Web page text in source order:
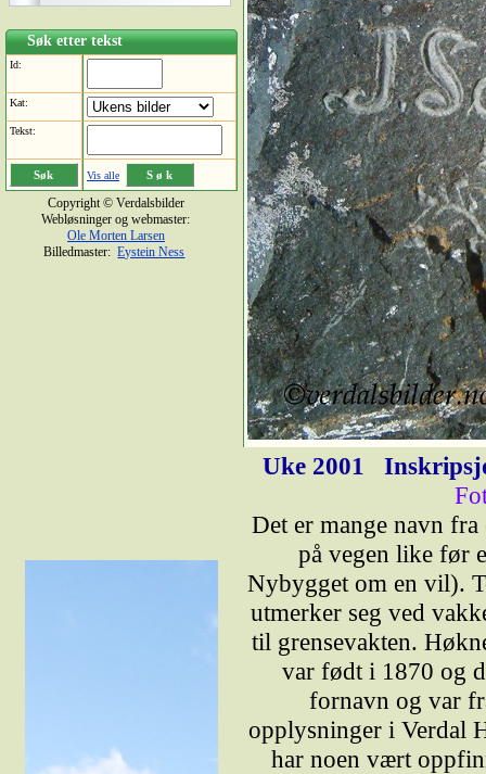
Søk etter tekst
Id:
Kat:
Tekst:
Vis alle
Copyright © Verdalsbilder
Webløsninger og webmaster:
Ole Morten Larsen
Billedmaster:Eystein Ness
Uke 2001
Det er mange navn
på vegen like før
Nybygget om en vil).
utmerker seg ved
til grensevakten.
var født i 1870 og
fornavn og var
opplysninger i Verdal
har noen vært